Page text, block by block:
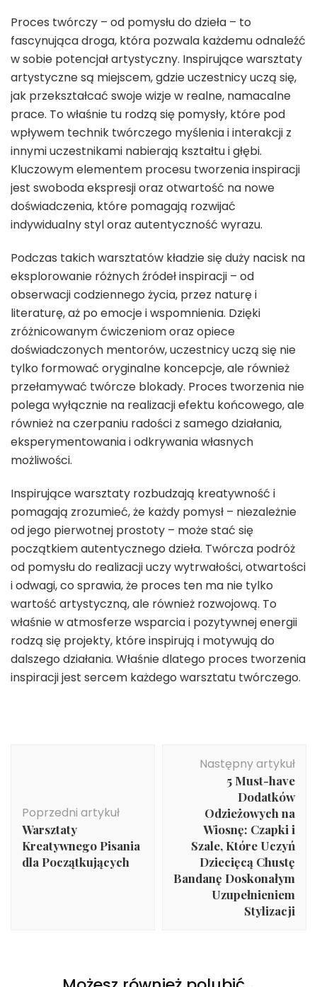
Proces twórczy – od pomysłu do dzieła – to
fascynująca droga, która pozwala każdemu odnaleźć
w sobie potencjał artystyczny. Inspirujące warsztaty
artystyczne są miejscem, gdzie uczestnicy uczą się,
jak przekształcać swoje wizje w realne, namacalne
prace. To właśnie tu rodzą się pomysły, które pod
wpływem technik twórczego myślenia i interakcji z
innymi uczestnikami nabierają kształtu i głębi.
Kluczowym elementem procesu tworzenia inspiracji
jest swoboda ekspresji oraz otwartość na nowe
doświadczenia, które pomagają rozwijać
indywidualny styl oraz autentyczność wyrazu.
Podczas takich warsztatów kładzie się duży nacisk na
eksplorowanie różnych źródeł inspiracji – od
obserwacji codziennego życia, przez naturę i
literaturę, aż po emocje i wspomnienia. Dzięki
zróżnicowanym ćwiczeniom oraz opiece
doświadczonych mentorów, uczestnicy uczą się nie
tylko formować oryginalne koncepcje, ale również
przełamywać twórcze blokady. Proces tworzenia nie
polega wyłącznie na realizacji efektu końcowego, ale
również na czerpaniu radości z samego działania,
eksperymentowania i odkrywania własnych
możliwości.
Inspirujące warsztaty rozbudzają kreatywność i
pomagają zrozumieć, że każdy pomysł – niezależnie
od jego pierwotnej prostoty – może stać się
początkiem autentycznego dzieła. Twórcza podróż
od pomysłu do realizacji uczy wytrwałości, otwartości
i odwagi, co sprawia, że proces ten ma nie tylko
wartość artystyczną, ale również rozwojową. To
właśnie w atmosferze wsparcia i pozytywnej energii
rodzą się projekty, które inspirują i motywują do
dalszego działania. Właśnie dlatego proces tworzenia
inspiracji jest sercem każdego warsztatu twórczego.
Poprzedni artykuł
Warsztaty
Kreatywnego Pisania
dla Początkujących
Następny artykuł
5 Must-have
Dodatków
Odzieżowych na
Wiosnę: Czapki i
Szale, Które Uczyń
Dziecięcą Chustę
Bandanę Doskonałym
Uzupełnieniem
Stylizacji